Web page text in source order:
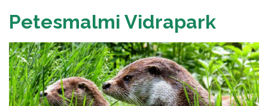
Petesmalmi Vidrapark